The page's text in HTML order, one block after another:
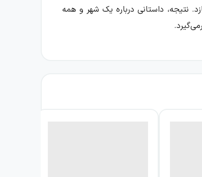
نتیجه، داستانی درباره یک شهر و همه
شهر در این کتاب تنها پس‌زمینه ماجرا